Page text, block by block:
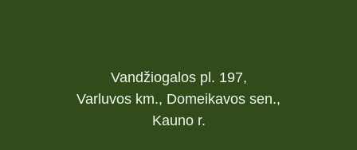
Vandžiogalos pl. 197,
Varluvos km., Domeikavos sen.,
Kauno r.